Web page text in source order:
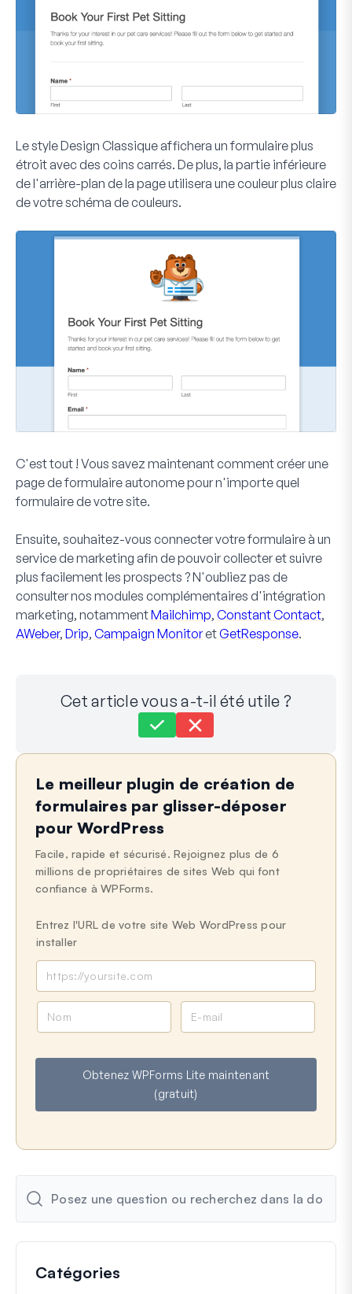
Le styleDesign Classiqueaffichera un formulaire plus
étroit avec des coins carrés. De plus, la partie inférieure
de l'arrière-plan de la page utilisera une couleur plus claire
de votre schéma de couleurs.
C'est tout ! Vous savez maintenant comment créer une
page de formulaire autonome pour n'importe quel
formulaire de votre site.
Ensuite, souhaitez-vous connecter votre formulaire à un
service de marketing afin de pouvoir collecter et suivre
plus facilement les prospects ? N'oubliez pas de
consulter nos modules complémentaires d'intégration
marketing, notammentMailchimp, Constant Contact,
AWeber, Drip, Campaign MonitoretGetResponse.
Cet article vous a-t-il été utile ?
Toujours bloqué ?
Comment pouvons-nous vous aider ?
Dernière mise à jour le 03 juin 2025
Le meilleur plugin de création de
formulaires par glisser-déposer
pour WordPress
Facile, rapide et sécurisé. Rejoignez plus de 6
millions de propriétaires de sites Web qui font
confiance à WPForms.
Entrez l'URL de votre site Web WordPress pour
installer
a
i
l
Obtenez WPForms Lite maintenant
(gratuit)
Catégories